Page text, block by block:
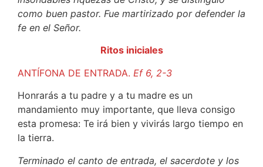
como buen pastor. Fue martirizado por defender la
fe en el Señor.
Ritos iniciales
ANTÍFONA DE ENTRADA. Ef 6, 2-3
Honrarás a tu padre y a tu madre es un
mandamiento muy importante, que lleva consigo
esta promesa: Te irá bien y vivirás largo tiempo en
la tierra.
Terminado el canto de entrada, el sacerdote y los